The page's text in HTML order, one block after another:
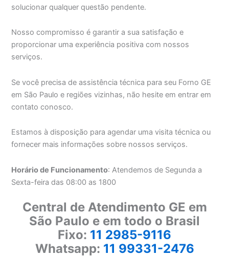
solucionar qualquer questão pendente.
Nosso compromisso é garantir a sua satisfação e
proporcionar uma experiência positiva com nossos
serviços.
Se você precisa de assistência técnica para seu Forno GE
em São Paulo e regiões vizinhas, não hesite em entrar em
contato conosco.
Estamos à disposição para agendar uma visita técnica ou
fornecer mais informações sobre nossos serviços.
Horário de Funcionamento: Atendemos de Segunda a
Sexta-feira das 08:00 as 1800
Central de Atendimento GE em
São Paulo e em todo o Brasil
Fixo: 11 2985-9116
Whatsapp: 11 99331-2476